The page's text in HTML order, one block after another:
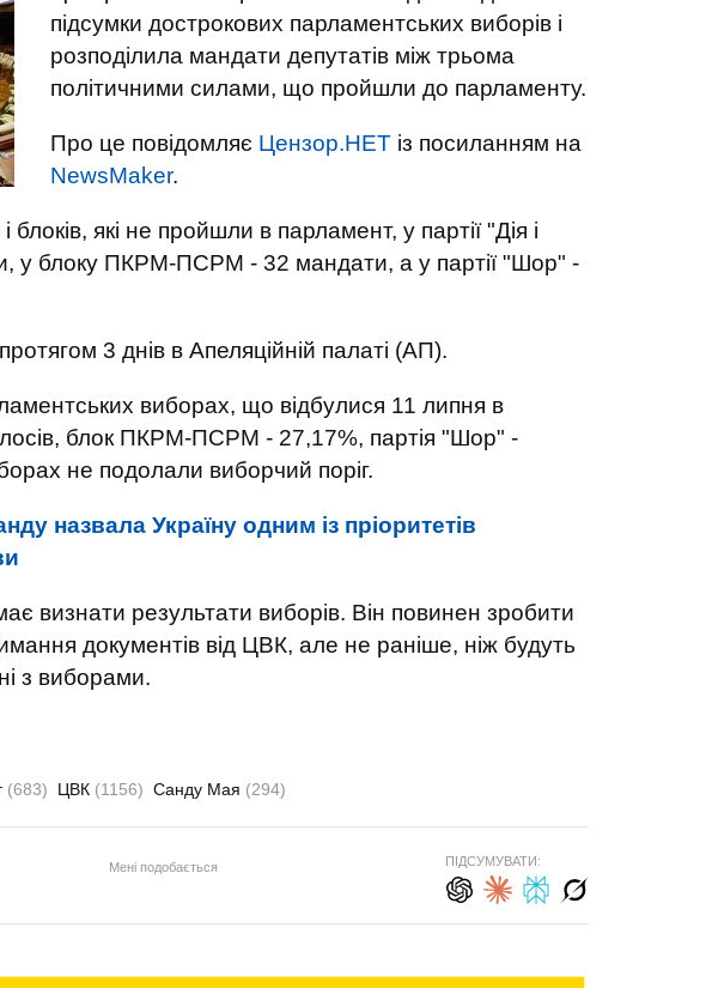
підсумки дострокових парламентських виборів і
розподілила мандати депутатів між трьома
політичними силами, що пройшли до парламенту.
Про це повідомляє Цензор.НЕТ із посиланням на
NewsMaker.
блоків, які не пройшли в парламент, у партії "Дія і
у блоку ПКРМ-ПСРМ - 32 мандати, а у партії "Шор" -
3 днів в Апеляційній палаті (АП).
виборах, що відбулися 11 липня в
блок ПКРМ-ПСРМ - 27,17%, партія "Шор" -
не подолали виборчий поріг.
назвала Україну одним із пріоритетів
визнати результати виборів. Він повинен зробити
документів від ЦВК, але не раніше, ніж будуть
з виборами.
(683) ЦВК (1156) Санду Мая (294)
Мені подобається ПІДСУМУВАТИ: